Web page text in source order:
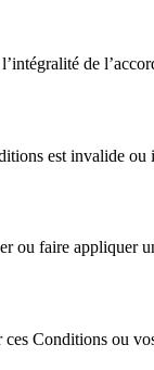
de
est invalide
ou faire appliquer
ces Conditions ou